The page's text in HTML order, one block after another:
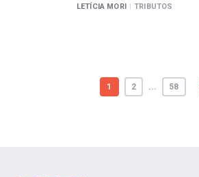
LETÍCIA MORI | TRIBUTOS
1 2 ... 58